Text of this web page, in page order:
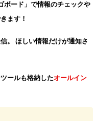
ボード」で情報のチェックや
ます！
。 ほしい情報だけが通知さ
ールも格納したオールイン